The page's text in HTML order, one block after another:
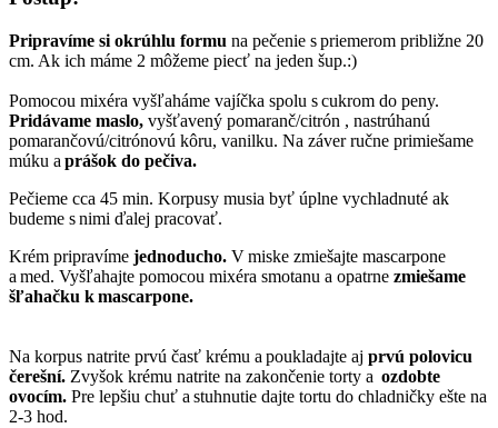
Pripravíme si okrúhlu formu na pečenie s priemerom približne 20
cm. Ak ich máme 2 môžeme piecť na jeden šup.:)
Pomocou mixéra vyšľaháme vajíčka spolu s cukrom do peny.
Pridávame maslo, vyšťavený pomaranč/citrón , nastrúhanú
pomarančovú/citrónovú kôru, vanilku. Na záver ručne primiešame
múku a prášok do pečiva.
Pečieme cca 45 min. Korpusy musia byť úplne vychladnuté ak
budeme s nimi ďalej pracovať.
Krém pripravíme jednoducho. V miske zmiešajte mascarpone
a med. Vyšľahajte pomocou mixéra smotanu a opatrne zmiešame
šľahačku k mascarpone.
Na korpus natrite prvú časť krému a poukladajte aj prvú polovicu
čerešní. Zvyšok krému natrite na zakončenie torty a ozdobte
ovocím. Pre lepšiu chuť a stuhnutie dajte tortu do chladničky ešte na
2-3 hod.